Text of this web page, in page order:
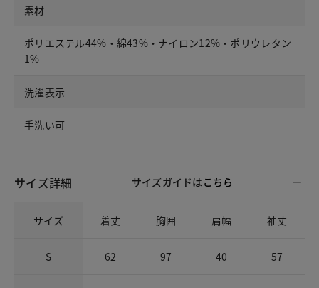
素材
ポリエステル44%・綿43%・ナイロン12%・ポリウレタン
1%
洗濯表示
手洗い可
サイズ詳細 サイズガイドは こちら
サイズ 着丈 胸囲 肩幅 袖丈
S 62 97 40 57